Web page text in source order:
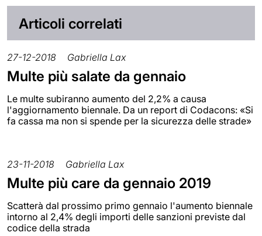
Articoli correlati
27-12-2018 Gabriella Lax
Multe più salate da gennaio
Le multe subiranno aumento del 2,2% a causa
l'aggiornamento biennale. Da un report di Codacons: «Si
fa cassa ma non si spende per la sicurezza delle strade»
23-11-2018 Gabriella Lax
Multe più care da gennaio 2019
Scatterà dal prossimo primo gennaio l'aumento biennale
intorno al 2,4% degli importi delle sanzioni previste dal
codice della strada